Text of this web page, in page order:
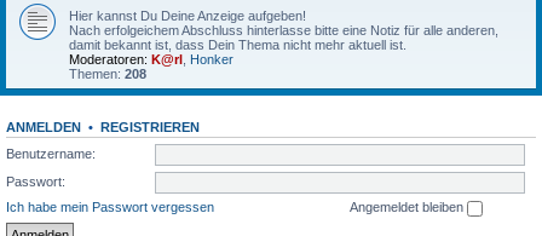
Hier kannst Du Deine Anzeige aufgeben!
Nach erfolgeichem Abschluss hinterlasse bitte eine Notiz für alle anderen,
damit bekannt ist, dass Dein Thema nicht mehr aktuell ist.
Moderatoren: K@rl Honker
Themen: 208
ANMELDEN • REGISTRIEREN
Benutzername:
Passwort:
Ich habe mein Passwort vergessen
Angemeldet bleiben